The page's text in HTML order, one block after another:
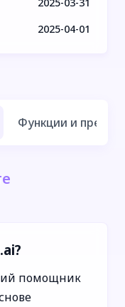
2025-04-01
Функции и
помощник